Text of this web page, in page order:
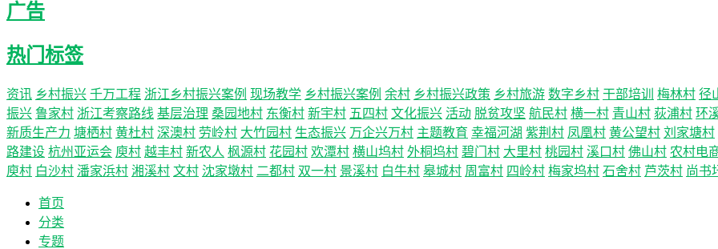
广告
热门标签
资讯 乡村振兴 千万工程 浙江乡村振兴案例 现场教学 乡村振兴案例 余村 乡村振兴政策 乡村旅游 数字乡村 干部培训 梅林村 径
振兴 鲁家村 浙江考察路线 基层治理 桑园地村 东衡村 新宇村 五四村 文化振兴 活动 脱贫攻坚 航民村 横一村 青山村 荻浦村 环
新质生产力 塘栖村 黄杜村 深澳村 劳岭村 大竹园村 生态振兴 万企兴万村 主题教育 幸福河湖 紫荆村 凤凰村 黄公望村 刘家塘村
路建设 杭州亚运会 庾村 越丰村 新农人 枫源村 花园村 欢潭村 横山坞村 外桐坞村 碧门村 大里村 桃园村 溪口村 佛山村 农村电
庾村 白沙村 潘家浜村 湘溪村 文村 沈家墩村 二都村 双一村 景溪村 白牛村 皋城村 周富村 四岭村 梅家坞村 石舍村 芦茨村 尚书
首页
分类
专题